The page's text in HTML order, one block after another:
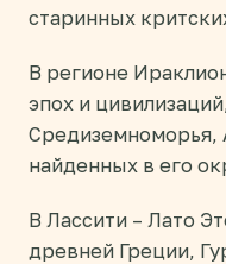
старинных
В регионе
эпох и
Средиземноморья,
найденных в его
В Лассити – Лато
древней Греции,